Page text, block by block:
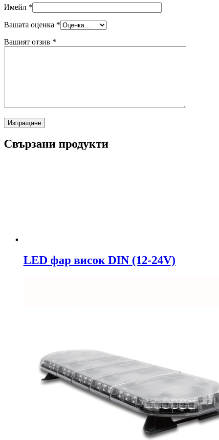
Имейл *
Вашата оценка *
Вашият отзив *
Свързани продукти
LED фар висок DIN (12-24V)